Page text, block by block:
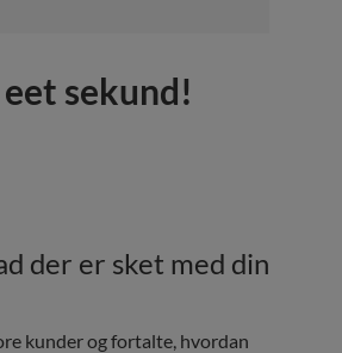
sekund!
der er sket med din
kunder og fortalte, hvordan